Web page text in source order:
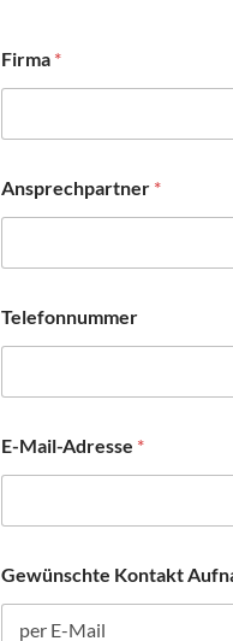
Firma *
Ansprechpartner *
Telefonnummer
E-Mail-Adresse *
Gewünschte Kontakt